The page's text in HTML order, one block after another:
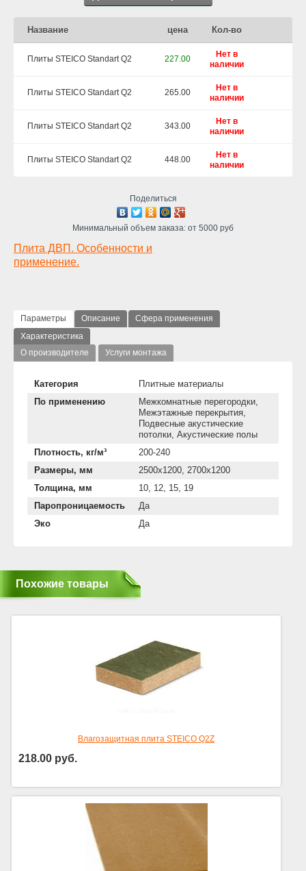
Название цена Кол-во
Плиты STEICO Standart Q2 227.00
Нет в
наличии
Плиты STEICO Standart Q2 265.00
Нет в
наличии
Плиты STEICO Standart Q2 343.00
Нет в
наличии
Плиты STEICO Standart Q2 448.00
Нет в
наличии
Поделиться
Минимальный объем заказа: от 5000 руб
Плита ДВП. Особенности и
применение.
Параметры Описание
Сфера применения
Характеристика
О производителе
Услуги монтажа
Категория
Плитные материалы
По применению
Межкомнатные перегородки,
Межэтажные перекрытия,
Подвесные акустические
потолки, Акустические полы
Плотность, кг/м³
200-240
Размеры, мм
2500х1200, 2700x1200
Толщина, мм
10, 12, 15, 19
Паропроницаемость
Да
Эко
Да
Похожие товары
Влагозащитная плита STEICO Q2Z
218.00 руб.